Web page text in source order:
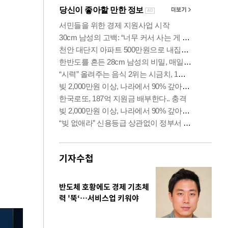
기자수첩
반도체 호황에도 경제 기초체
력 '뚝‘…서비스업 키워야